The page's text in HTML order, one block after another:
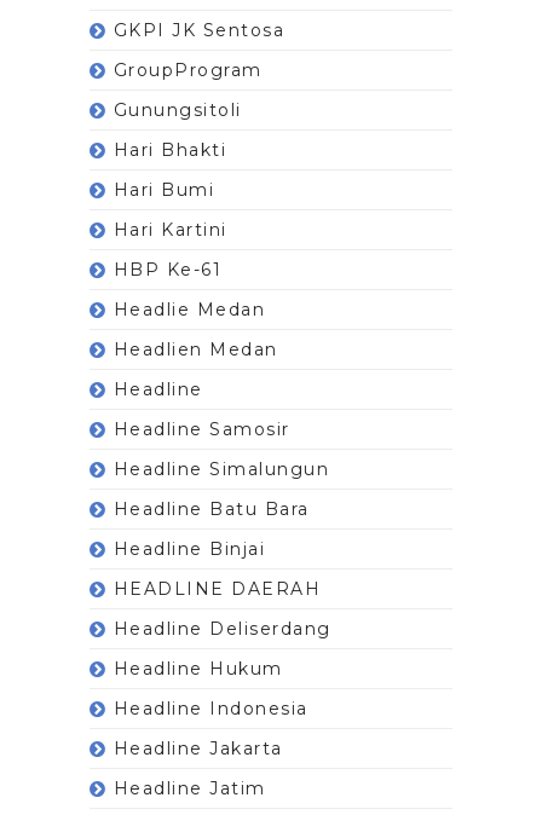
GKPI JK Sentosa
GroupProgram
Gunungsitoli
Hari Bhakti
Hari Bumi
Hari Kartini
HBP Ke-61
Headlie Medan
Headlien Medan
Headline
Headline Samosir
Headline Simalungun
Headline Batu Bara
Headline Binjai
HEADLINE DAERAH
Headline Deliserdang
Headline Hukum
Headline Indonesia
Headline Jakarta
Headline Jatim